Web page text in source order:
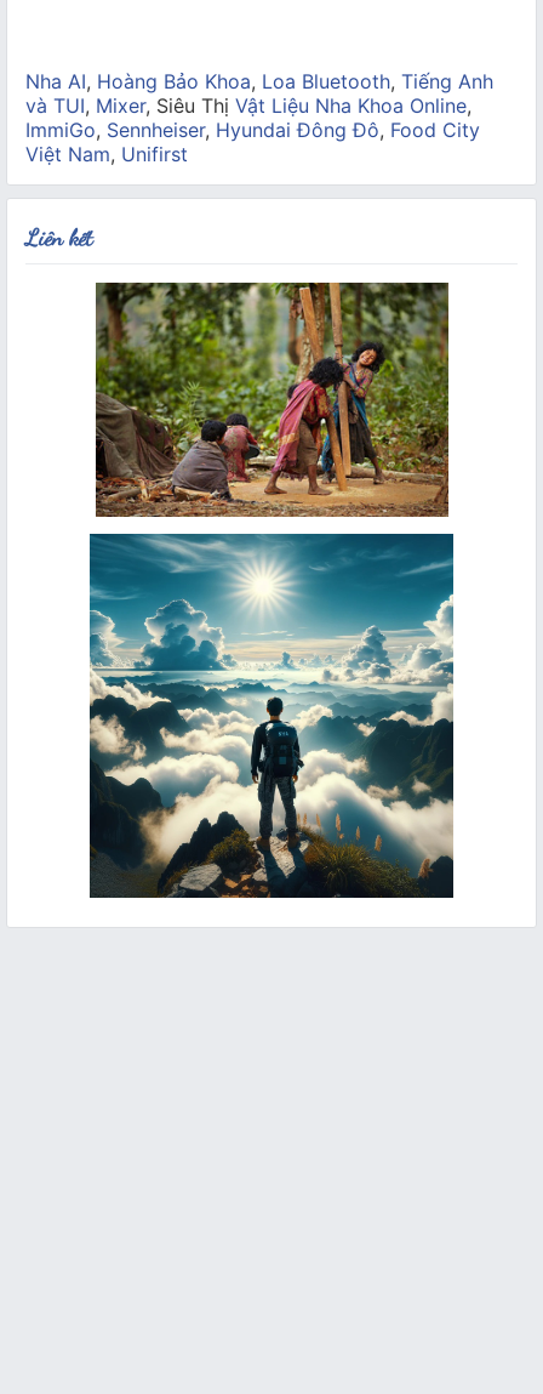
Nha AI, Hoàng Bảo Khoa, Loa Bluetooth, Tiếng Anh
và TUI, Mixer, Siêu Thị Vật Liệu Nha Khoa Online,
ImmiGo, Sennheiser, Hyundai Đông Đô, Food City
Việt Nam, Unifirst
Liên kết